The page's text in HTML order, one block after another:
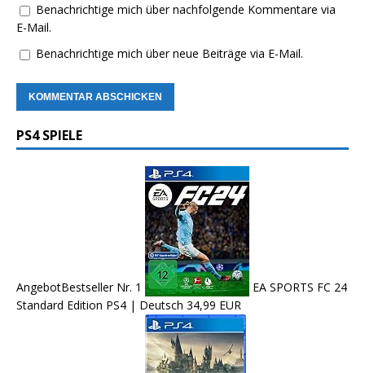
Benachrichtige mich über nachfolgende Kommentare via
E-Mail.
Benachrichtige mich über neue Beiträge via E-Mail.
PS4 SPIELE
AngebotBestseller Nr. 1
EA SPORTS FC 24
Standard Edition PS4 | Deutsch 34,99 EUR